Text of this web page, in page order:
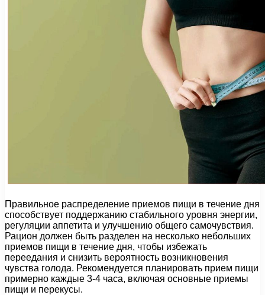
Правильное распределение приемов пищи в течение дня
способствует поддержанию стабильного уровня энергии,
регуляции аппетита и улучшению общего самочувствия.
Рацион должен быть разделен на несколько небольших
приемов пищи в течение дня, чтобы избежать
переедания и снизить вероятность возникновения
чувства голода. Рекомендуется планировать прием пищи
примерно каждые 3-4 часа, включая основные приемы
пищи и перекусы.